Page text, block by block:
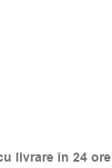
livrare în 24 ore